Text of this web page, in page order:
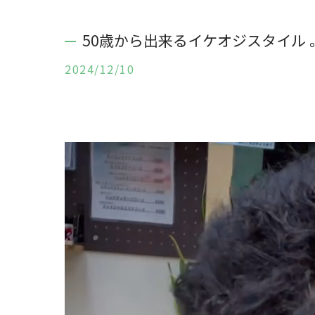
50歳から出来るイケオジスタイル
2024/12/10